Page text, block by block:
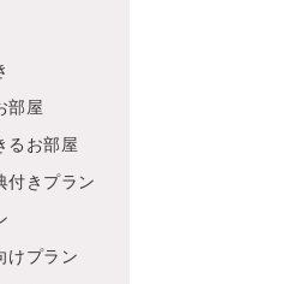
部屋
るお部屋
付きプラン
けプラン